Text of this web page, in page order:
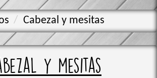
Cabezal y mesitas
y mesitas